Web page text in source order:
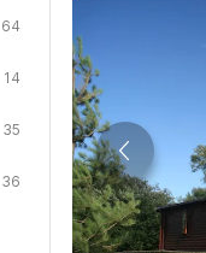
64
14
35
36